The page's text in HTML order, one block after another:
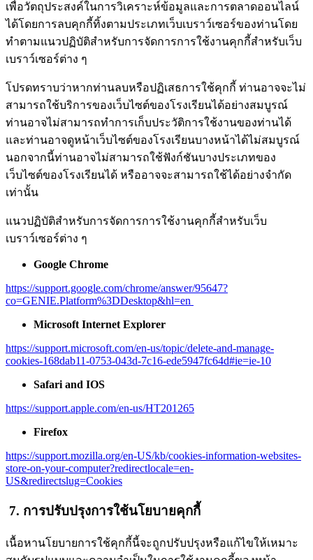
เพื่อวัตถุประสงค์ในการวิเคราะห์ข้อมูลและการตลาดออนไลน์
ได้โดยการลบคุกกี้ทิ้งตามประเภทเว็บเบราว์เซอร์ของท่านโดย
ทำตามแนวปฏิบัติสำหรับการจัดการการใช้งานคุกกี้สำหรับเว็บ
เบราว์เซอร์ต่าง ๆ
โปรดทราบว่าหากท่านลบหรือปฏิเสธการใช้คุกกี้ ท่านอาจจะไม่
สามารถใช้บริการของเว็บไซต์ของโรงเรียนได้อย่างสมบูรณ์
ท่านอาจไม่สามารถทำการเก็บประวัติการใช้งานของท่านได้
และท่านอาจดูหน้าเว็บไซต์ของโรงเรียนบางหน้าได้ไม่สมบูรณ์
นอกจากนี้ท่านอาจไม่สามารถใช้ฟังก์ชันบางประเภทของ
เว็บไซต์ของโรงเรียนได้ หรืออาจจะสามารถใช้ได้อย่างจำกัด
เท่านั้น
แนวปฏิบัติสำหรับการจัดการการใช้งานคุกกี้สำหรับเว็บ
เบราว์เซอร์ต่าง ๆ
Google Chrome
https://support.google.com/chrome/answer/95647?
co=GENIE.Platform%3DDesktop&hl=en
Microsoft Internet Explorer
https://support.microsoft.com/en-us/topic/delete-and-manage-
cookies-168dab11-0753-043d-7c16-ede5947fc64d#ie=ie-10
Safari and IOS
https://support.apple.com/en-us/HT201265
Firefox
https://support.mozilla.org/en-US/kb/cookies-information-websites-
store-on-your-computer?redirectlocale=en-
US&redirectslug=Cookies
7. การปรับปรุงการใช้นโยบายคุกกี้
เนื้อหานโยบายการใช้คุกกี้นี้จะถูกปรับปรุงหรือแก้ไขให้เหมาะ